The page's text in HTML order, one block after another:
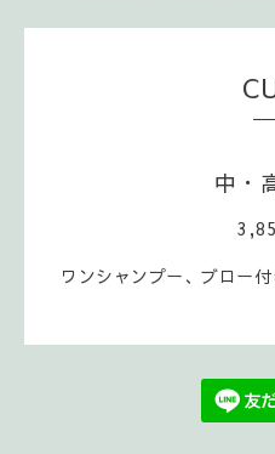
中・
ワンシャンプー、ブロー